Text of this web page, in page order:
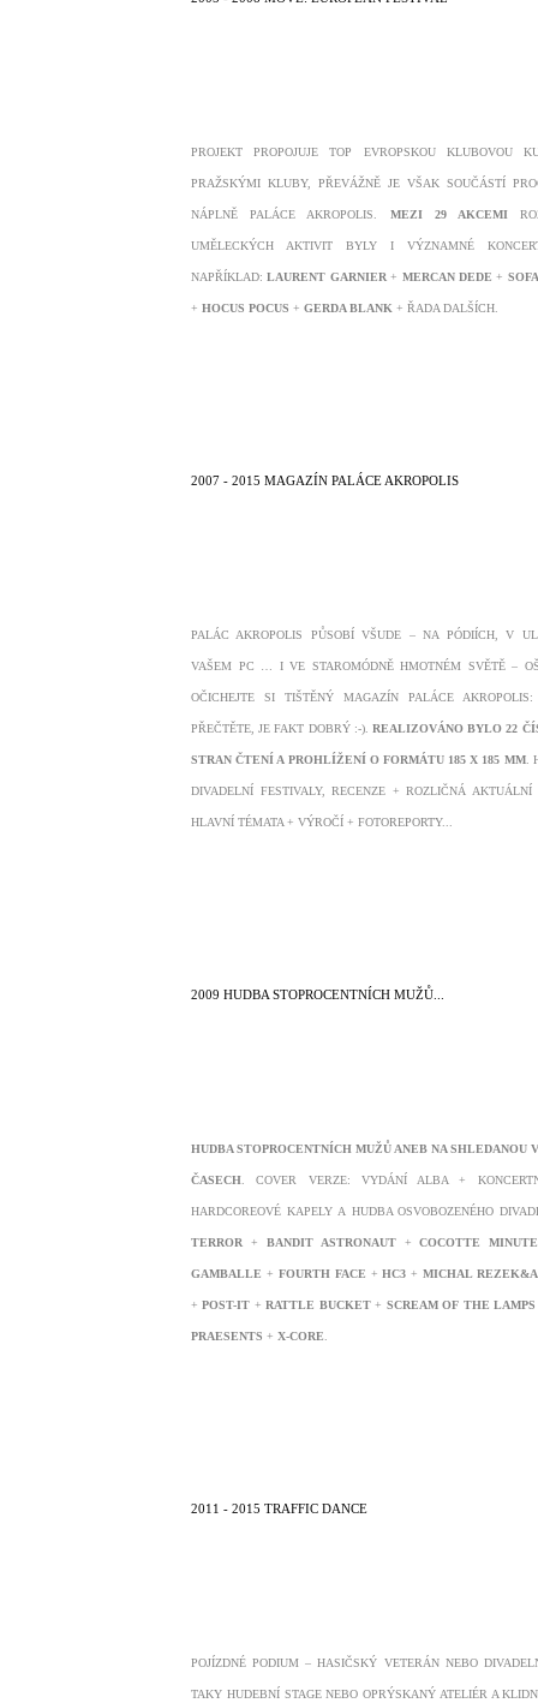
PROJEKT PROPOJUJE TOP EVROPSKOU KLUBOVOU
PRAŽSKÝMI KLUBY, PŘEVÁŽNĚ JE VŠAK SOUČÁSTÍ
NÁPLNĚ PALÁCE AKROPOLIS. MEZI 29 AKCEMI
UMĚLECKÝCH AKTIVIT BYLY I VÝZNAMNÉ
NAPŘÍKLAD:LAURENT GARNIER + MERCAN DEDE +
+ HOCUS POCUS + GERDA BLANK + ŘADA DALŠÍCH.
2007 - 2015 MAGAZÍN PALÁCE AKROPOLIS
PALÁC AKROPOLIS PŮSOBÍ VŠUDE – NA PÓDIÍCH, V
VAŠEM PC … I VE STAROMÓDNĚ HMOTNÉM SVĚTĚ –
OČICHEJTE SI TIŠTĚNÝ MAGAZÍN PALÁCE
PŘEČTĚTE, JE FAKT DOBRÝ :-). REALIZOVÁNO BYLO 22
STRAN ČTENÍ A PROHLÍŽENÍ O FORMÁTU 185 X 185 MM.
DIVADELNÍ FESTIVALY, RECENZE + ROZLIČNÁ AKTUÁLNÍ
HLAVNÍ TÉMATA + VÝROČÍ + FOTOREPORTY...
2009 HUDBA STOPROCENTNÍCH MUŽŮ...
HUDBA STOPROCENTNÍCH MUŽŮ ANEB NA SHLEDANOU
ČASECH . COVER VERZE: VYDÁNÍ ALBA +
HARDCOREOVÉ KAPELY A HUDBA OSVOBOZENÉHO
TERROR + BANDIT ASTRONAUT+COCOTTE MINUTE
GAMBALLE + FOURTH FACE +HC3 +MICHAL
+POST-IT +RATTLE BUCKET+ SCREAM OF THE LAMPS
PRAESENTS + X-CORE
2011 - 2015 TRAFFIC DANCE
POJÍZDNÉ PODIUM – HASIČSKÝ VETERÁN NEBO
TAKY HUDEBNÍ STAGE NEBO OPRÝSKANÝ ATELIÉR A